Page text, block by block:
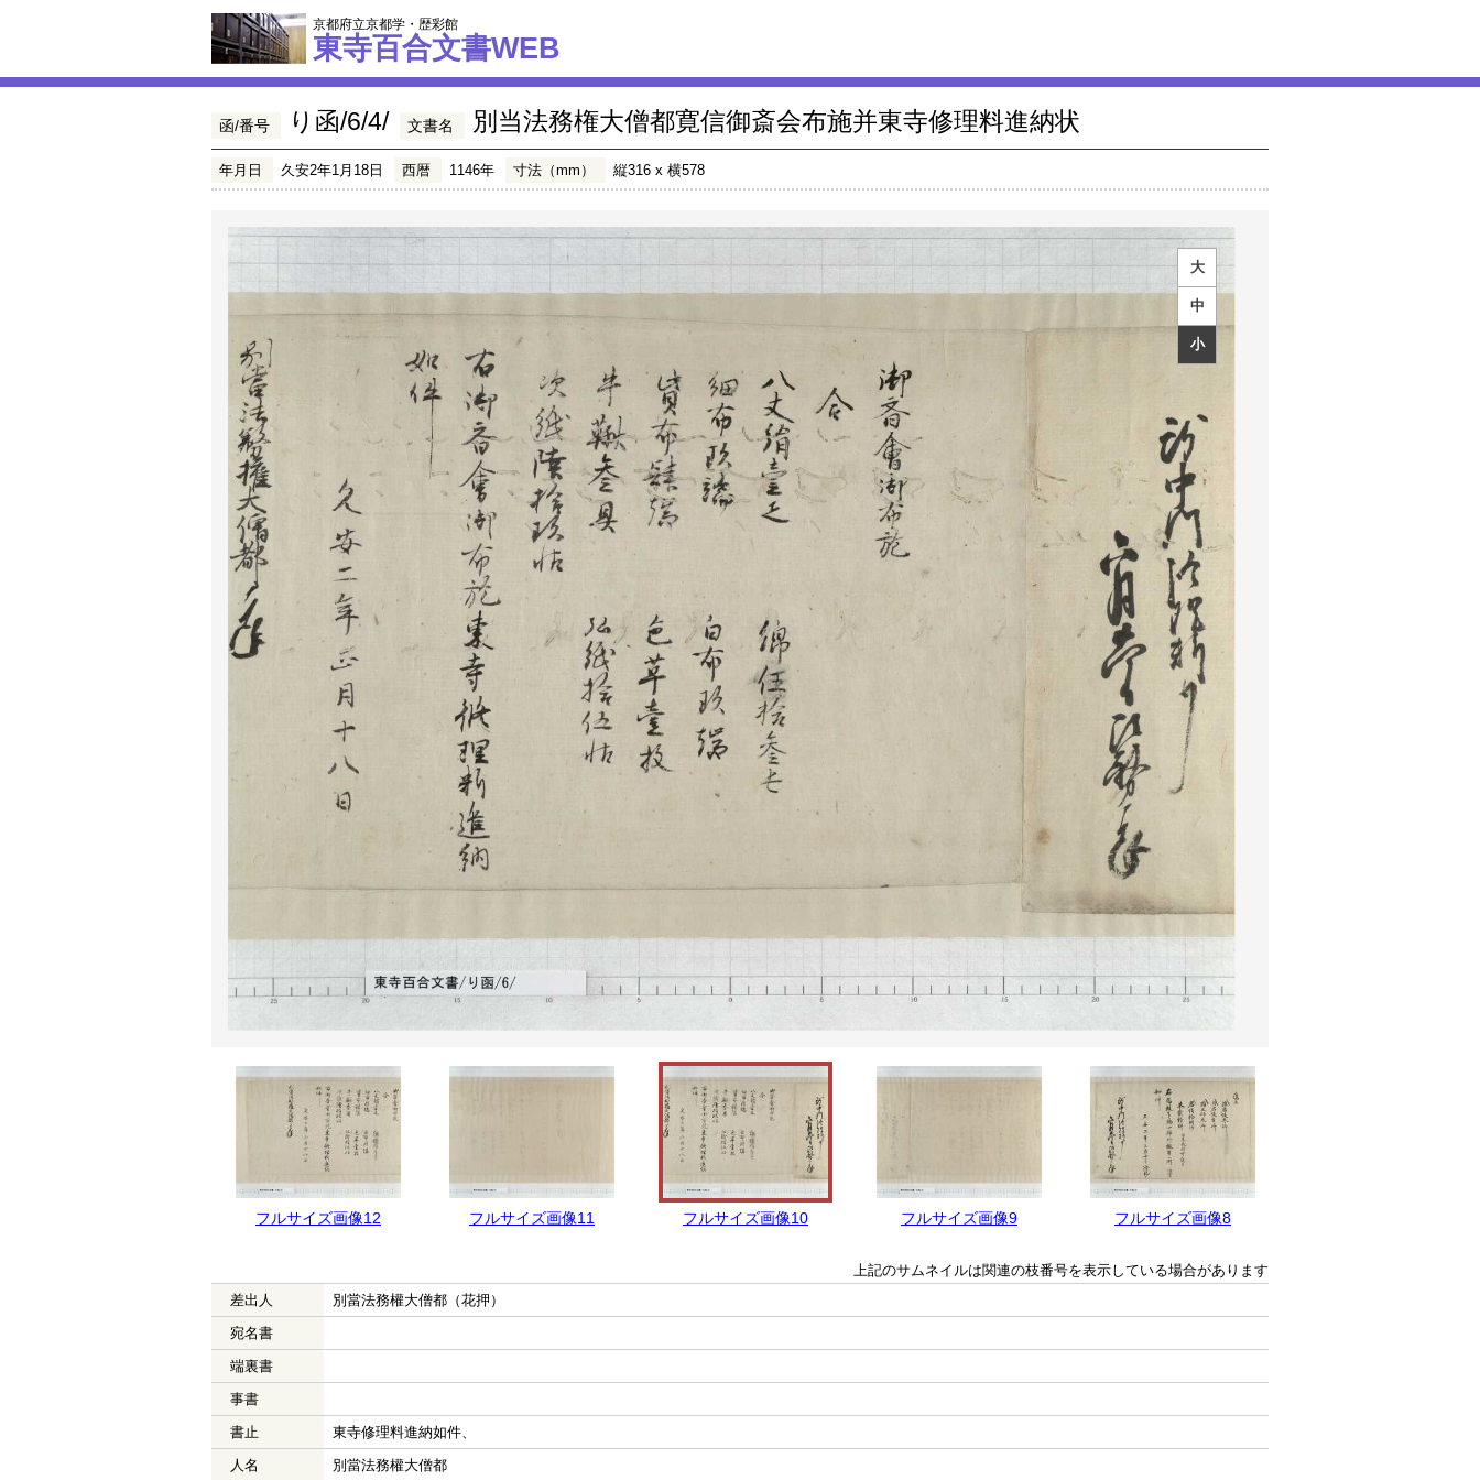
京都府立京都学・歴彩館
東寺百合文書WEB
函/番号 り函/6/4/ 文書名 別当法務権大僧都寛信御斎会布施并東寺修理料進納状
年月日 久安2年1月18日 西暦 1146年 寸法（mm） 縦316 x 横578
大
中
小
フルサイズ画像12 フルサイズ画像11 フルサイズ画像10 フルサイズ画像9 フルサイズ画像8
上記のサムネイルは関連の枝番号を表示している場合があります
差出人
別當法務權大僧都（花押）
宛名書
端裏書
事書
書止
東寺修理料進納如件、
人名
別當法務權大僧都